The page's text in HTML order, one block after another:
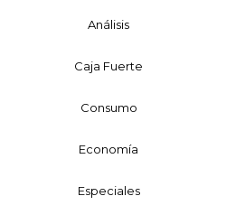
Análisis
Caja Fuerte
Consumo
Economía
Especiales